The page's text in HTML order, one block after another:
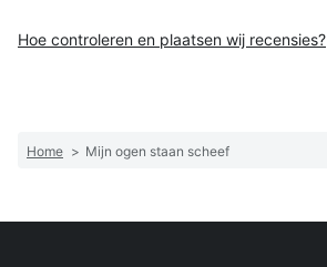
Hoe controleren en plaatsen wij recensies?
Home > Mijn ogen staan scheef